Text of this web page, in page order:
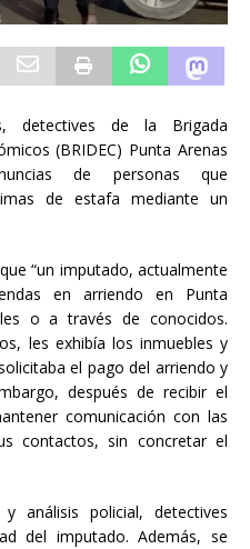
detectives de la Brigada
(BRIDEC) Punta Arenas
de personas que
de estafa mediante un
“un imputado, actualmente
en arriendo en Punta
o a través de conocidos.
les exhibía los inmuebles y
el pago del arriendo y
después de recibir el
comunicación con las
contactos, sin concretar el
análisis policial, detectives
del imputado. Además, se